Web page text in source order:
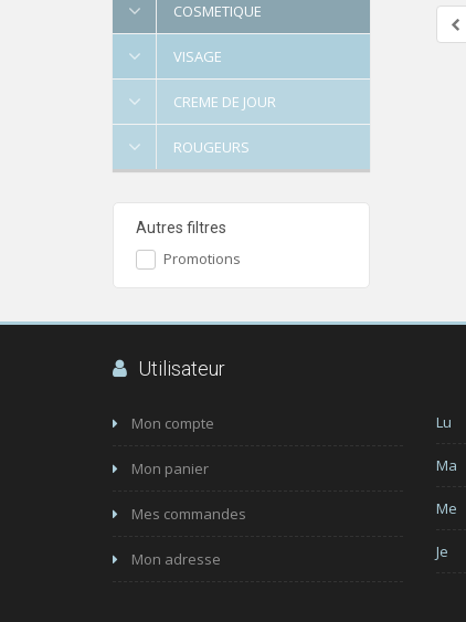
COSMETIQUE
VISAGE
CREME DE JOUR
ROUGEURS
Autres filtres
Promotions
Utilisateur
Mon compte
Mon panier
Mes commandes
Mon adresse
Lu
Ma
Me
Je